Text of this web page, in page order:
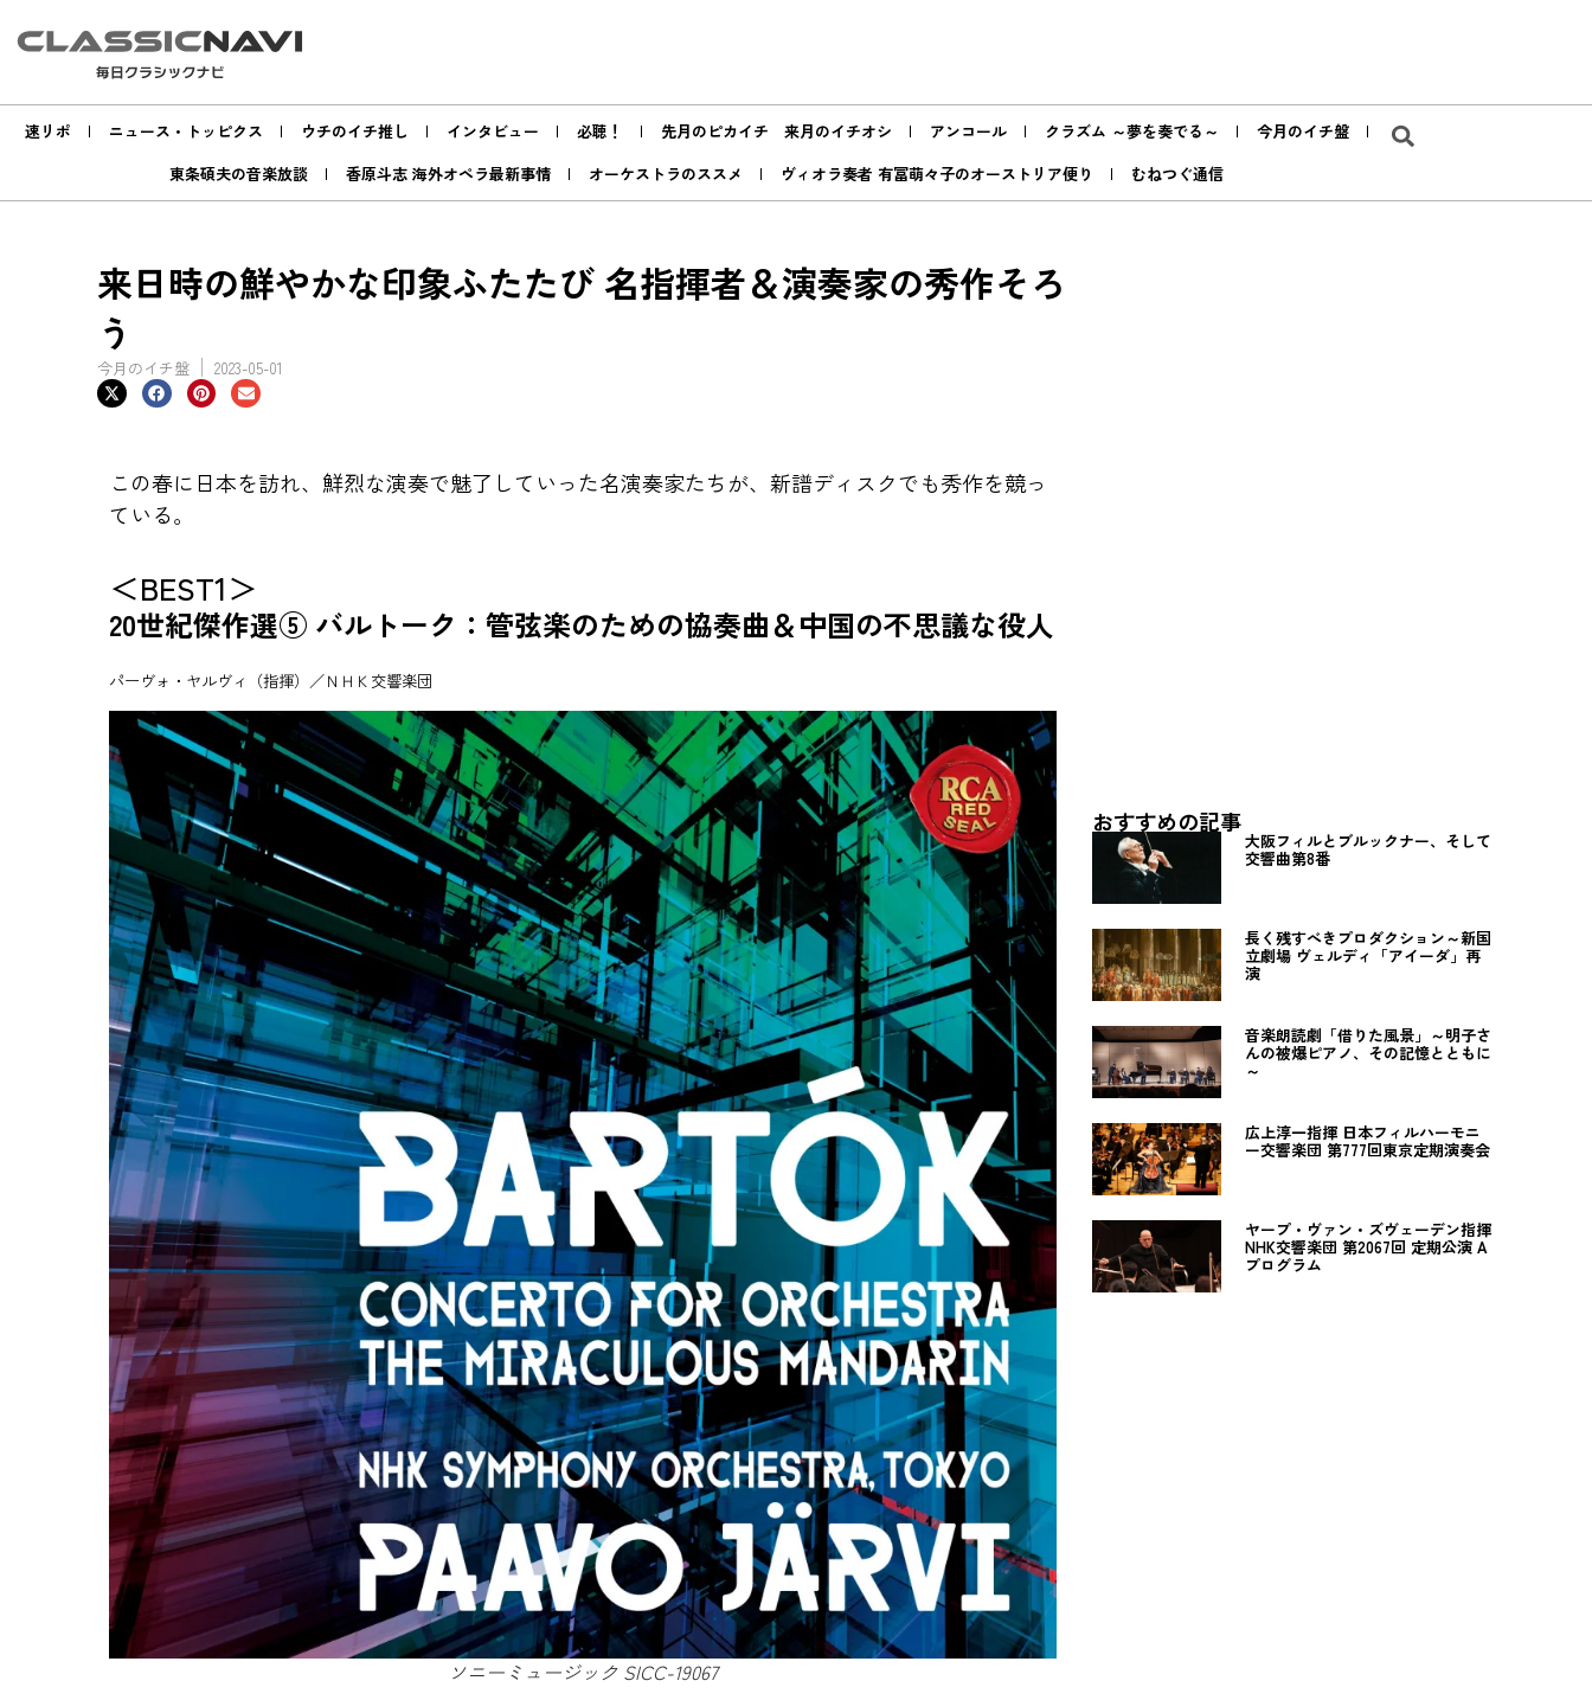
速リポ ニュース・トッピクス ウチのイチ推し インタビュー 必聴！ 先月のピカイチ 来月のイチオシ アンコール クラズム ～夢を奏でる～
今月のイチ盤
東条碩夫の音楽放談
香原斗志 海外オペラ最新事情 オーケストラのススメ ヴィオラ奏者 有冨萌々子のオーストリア便り むねつぐ通信
来日時の鮮やかな印象ふたたび 名指揮者＆演奏家の秀作そろ
う
今月のイチ盤 2023-05-01
この春に日本を訪れ、鮮烈な演奏で魅了していった名演奏家たちが、新譜ディスクでも秀作を競っ
ている。
＜BEST1＞
20世紀傑作選⑤ バルトーク：管弦楽のための協奏曲＆中国の不思議な役人
パーヴォ・ヤルヴィ（指揮）／ＮＨＫ交響楽団
ソニーミュージック SICC-19067
おすすめの記事
大阪フィルとブルックナー、そして
交響曲第8番
長く残すべきプロダクション～新国
立劇場 ヴェルディ「アイーダ」再
演
音楽朗読劇「借りた風景」～明子さ
んの被爆ピアノ、その記憶とともに
～
広上淳一指揮 日本フィルハーモニ
ー交響楽団 第777回東京定期演奏会
ヤープ・ヴァン・ズヴェーデン指揮
NHK交響楽団 第2067回 定期公演 A
プログラム